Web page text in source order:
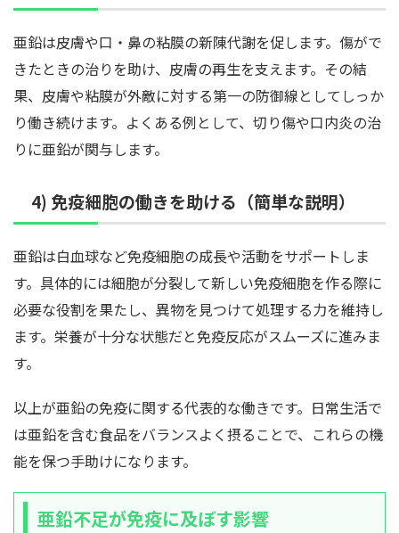
亜鉛は皮膚や口・鼻の粘膜の新陳代謝を促します。傷がで
きたときの治りを助け、皮膚の再生を支えます。その結
果、皮膚や粘膜が外敵に対する第一の防御線としてしっか
り働き続けます。よくある例として、切り傷や口内炎の治
りに亜鉛が関与します。
4) 免疫細胞の働きを助ける（簡単な説明）
亜鉛は白血球など免疫細胞の成長や活動をサポートしま
す。具体的には細胞が分裂して新しい免疫細胞を作る際に
必要な役割を果たし、異物を見つけて処理する力を維持し
ます。栄養が十分な状態だと免疫反応がスムーズに進みま
す。
以上が亜鉛の免疫に関する代表的な働きです。日常生活で
は亜鉛を含む食品をバランスよく摂ることで、これらの機
能を保つ手助けになります。
亜鉛不足が免疫に及ぼす影響